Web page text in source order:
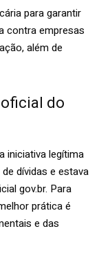
para garantir
contra empresas
além de
do
iniciativa legítima
dívidas e estava
gov.br. Para
prática é
e das